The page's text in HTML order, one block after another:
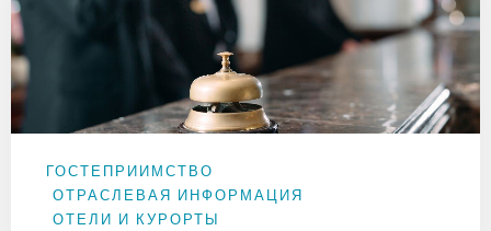
ГОСТЕПРИИМСТВО
ОТРАСЛЕВАЯ ИНФОРМАЦИЯ
ОТЕЛИ И КУРОРТЫ